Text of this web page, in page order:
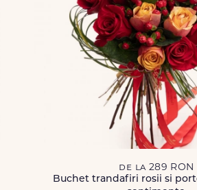
de la 289 RON
Buchet trandafiri rosii si